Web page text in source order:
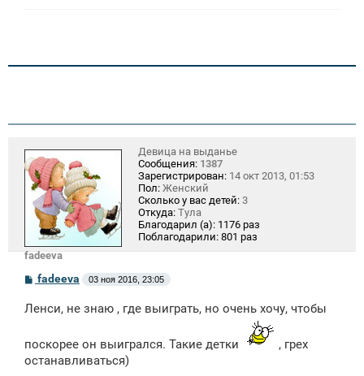
fadeeva
Девица на выданье
Сообщения: 1387
Зарегистрирован: 14 окт 2013, 01:53
Пол: Женский
Сколько у вас детей: 3
Откуда: Тула
Благодарил (а): 1176 раз
Поблагодарили: 801 раз
С
о
б
н
и
е
fadeeva 03 ноя 2016, 23:05
Ленси, не знаю , где выиграть, но очень хочу, чтобы
поскорее он выигрался. Такие детки
, грех
останавливаться)